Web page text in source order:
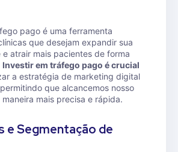
pago é uma ferramenta
que desejam expandir sua
e atrair mais pacientes de forma
Investir em tráfego pago é crucial
a estratégia de marketing digital
que alcancemos nosso
mais precisa e rápida.
e Segmentação de